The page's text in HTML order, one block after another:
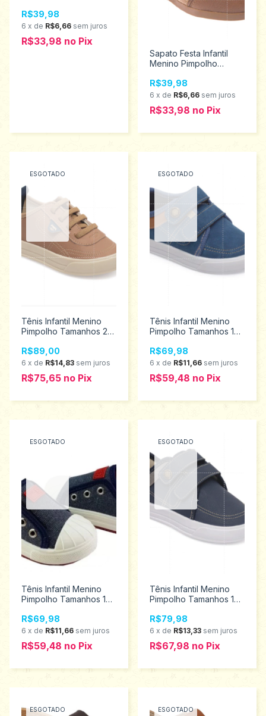
R$39,98
6 x de R$6,66 sem juros
R$33,98 no Pix
Sapato Festa Infantil
Menino Pimpolho
R$39,98
6 x de R$6,66 sem juros
R$33,98 no Pix
ESGOTADO
Tênis Infantil Menino
Pimpolho Tamanhos 22
R$89,00
6 x de R$14,83 sem juros
R$75,65 no Pix
ESGOTADO
Tênis Infantil Menino
Pimpolho Tamanhos 16
R$69,98
6 x de R$11,66 sem juros
R$59,48 no Pix
ESGOTADO
Tênis Infantil Menino
Pimpolho Tamanhos 16
R$69,98
6 x de R$11,66 sem juros
R$59,48 no Pix
ESGOTADO
Tênis Infantil Menino
Pimpolho Tamanhos 16
R$79,98
6 x de R$13,33 sem juros
R$67,98 no Pix
ESGOTADO ESGOTADO